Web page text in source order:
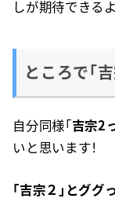
しが期待できる
ところで「
自分同様「吉宗2
いと思います！
「吉宗２」とググ